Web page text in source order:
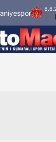
8.8.2026 -
19:00